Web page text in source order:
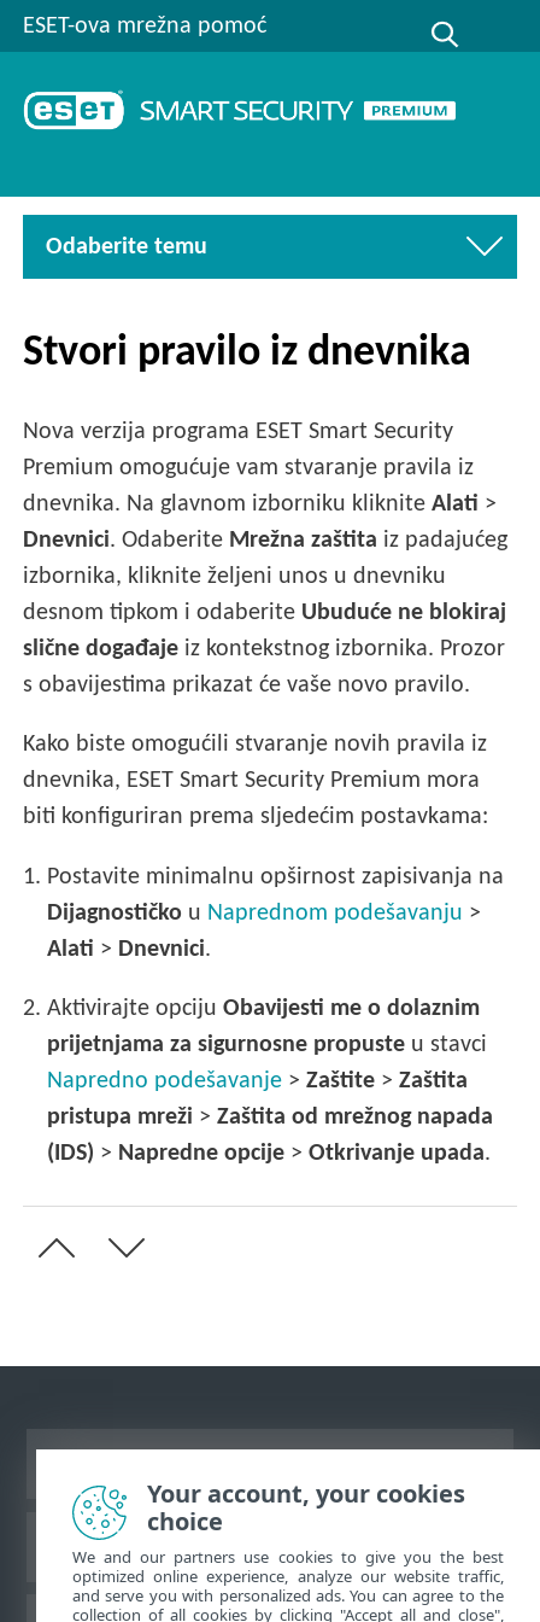
ESET-ova mrežna pomoć
Odaberite temu
Stvori pravilo iz dnevnika
Nova verzija programa ESET Smart Security
Premium omogućuje vam stvaranje pravila iz
dnevnika. Na glavnom izborniku klikniteAlati >
Dnevnici. Odaberite Mrežna zaštita iz padajućeg
izbornika, kliknite željeni unos u dnevniku
desnom tipkom i odaberite Ubuduće ne blokiraj
slične događaje iz kontekstnog izbornika. Prozor
s obavijestima prikazat će vaše novo pravilo.
Kako biste omogućili stvaranje novih pravila iz
dnevnika, ESET Smart Security Premium mora
biti konfiguriran prema sljedećim postavkama:
1. Postavite minimalnu opširnost zapisivanja na
Dijagnostičko u Naprednom podešavanju >
Alati > Dnevnici.
2. Aktivirajte opcijuObavijesti me o dolaznim
prijetnjama za sigurnosne propuste u stavci
Napredno podešavanje >Zaštite >Zaštita
pristupa mreži >Zaštita od mrežnog napada
(IDS) > Napredne opcije >Otkrivanje upada.
ESET-ova baza znanja
Your account, your cookies
choice
We and our partners use cookies to give you the best
optimized online experience, analyze our website traffic,
and serve you with personalized ads. You can agree to the
collection of all cookies by clicking "Accept all and close",